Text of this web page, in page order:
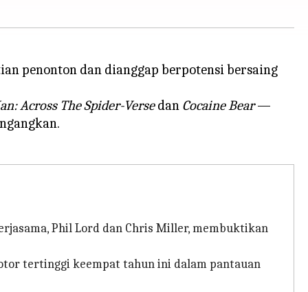
penonton dan dianggap berpotensi bersaing
Across The Spider-Versedan Cocaine Bear—
Phil Lord dan Chris Miller, membuktikan
tertinggi keempat tahun ini dalam pantauan